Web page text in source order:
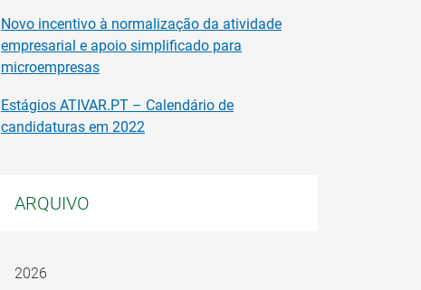
Novo incentivo à normalização da atividade
empresarial e apoio simplificado para
microempresas
Estágios ATIVAR.PT – Calendário de
candidaturas em 2022
ARQUIVO
2026